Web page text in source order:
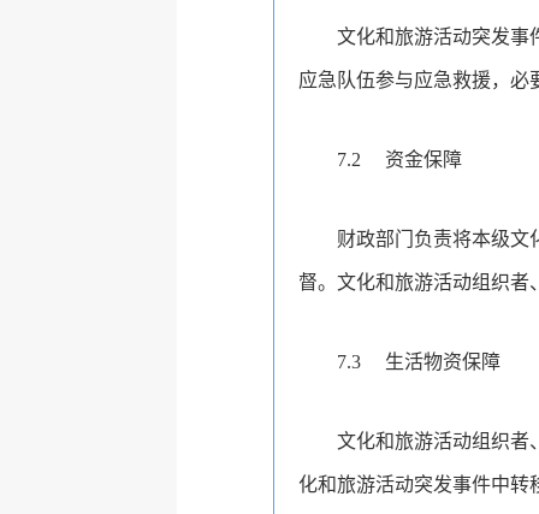
文化和旅游活动突发事
应急队伍参与应急救援，必
7.2 资金保障
财政部门负责将本级文
督。文化和旅游活动组织者
7.3生活物资保障
文化和旅游活动组织者
化和旅游活动突发事件中转